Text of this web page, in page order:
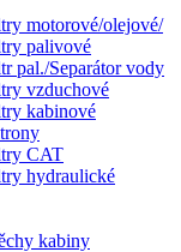
motorové/olejové/
palivové
pal./Separátor vody
vzduchové
kabinové
CAT
hydraulické
kabiny